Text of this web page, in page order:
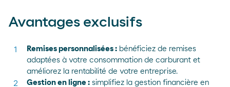
Avantages exclusifs
Remises personnalisées : bénéficiez de remises
adaptées à votre consommation de carburant et
améliorez la rentabilité de votre entreprise.
Gestion en ligne : simplifiez la gestion financière en